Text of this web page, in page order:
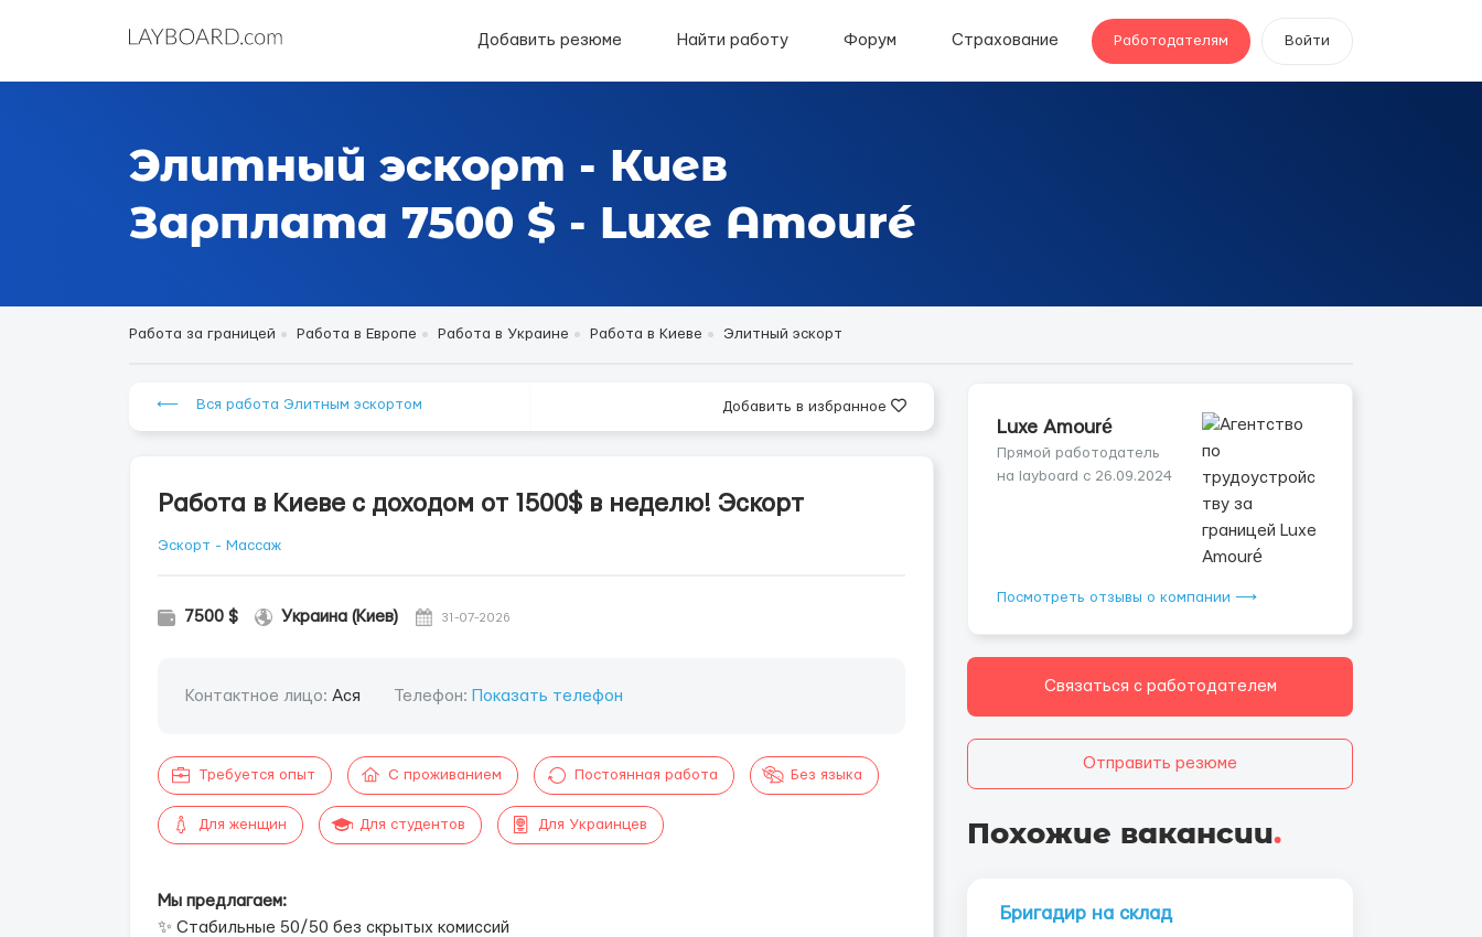
Добавить резюме Найти работу Форум Страхование Работодателям Войти
Элитный эскорт - Киев
Зарплата 7500 $ - Luxe Amouré
Работа за границей Работа в Европе Работа в Украине Работа в Киеве Элитный эскорт
⟵ Вся работа Элитным эскортом Добавить в избранное
Работа в Киеве с доходом от 1500$ в неделю! Эскорт
Эскорт - Массаж
7500 $ Украина (Киев) 31-07-2026
Контактное лицо: Ася Телефон: Показать телефон
Требуется опыт С проживанием Постоянная работа Без языка
Для женщин Для студентов Для Украинцев
Мы предлагаем:
✨ Стабильные 50/50 без скрытых комиссий
Luxe Amouré
Прямой работодатель
на layboard с 26.09.2024
Посмотреть отзывы о компании ⟶
Связаться с работодателем
Отправить резюме
Похожие вакансии.
Бригадир на склад